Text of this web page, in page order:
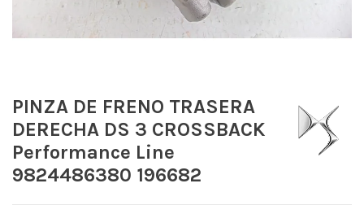
PINZA DE FRENO TRASERA
DERECHA DS 3 CROSSBACK
Performance Line
9824486380 196682